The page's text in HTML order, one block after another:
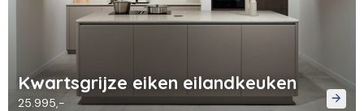
Kwartsgrijze eiken eilandkeuken
25.995,-